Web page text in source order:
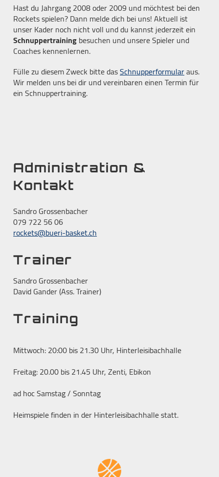
Hast du Jahrgang 2008 oder 2009 und möchtest bei den
Rockets spielen? Dann melde dich bei uns! Aktuell ist
unser Kader noch nicht voll und du kannst jederzeit ein
Schnuppertrainingbesuchen und unsere Spieler und
Coaches kennenlernen.
Fülle zu diesem Zweck bitte dasSchnupperformularaus.
Wir melden uns bei dir und vereinbaren einen Termin für
ein Schnuppertraining.
Administration &
Kontakt
Sandro Grossenbacher
079 722 56 06
rockets@bueri-basket.ch
Trainer
Sandro Grossenbacher
David Gander (Ass. Trainer)
Training
Mittwoch: 20:00 bis 21.30 Uhr, Hinterleisibachhalle
Freitag: 20.00 bis 21.45 Uhr, Zenti, Ebikon
ad hoc Samstag / Sonntag
Heimspiele finden in der Hinterleisibachhalle statt.